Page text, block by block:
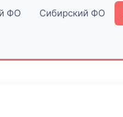
ФО Сибирский ФО